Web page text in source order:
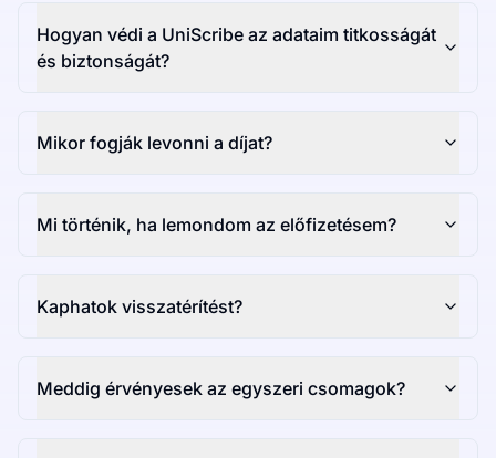
Hogyan védi a UniScribe az adataim titkosságát
és biztonságát?
Mikor fogják levonni a díjat?
Mi történik, ha lemondom az előfizetésem?
Kaphatok visszatérítést?
Meddig érvényesek az egyszeri csomagok?